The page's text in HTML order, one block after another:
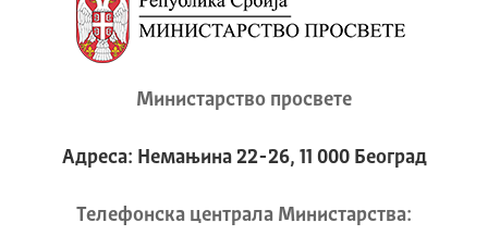
Министарство просвете
Адреса: Немањина 22-26, 11 000 Београд
Телeфонска централа Mинистарства: